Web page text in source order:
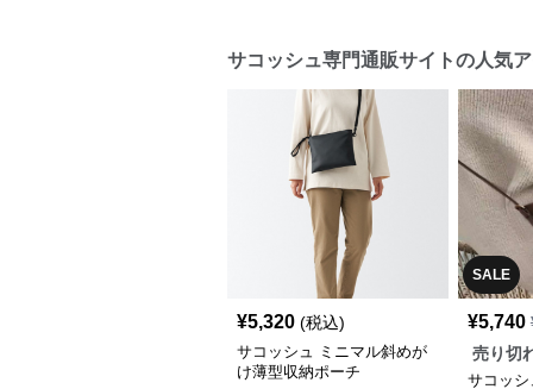
サコッシュ専門通販サイトの人気
¥5,320 (税込)
サコッシュ ミニマル斜めが
け薄型収納ポーチ
SALE
¥5,740
売り切
サコッ